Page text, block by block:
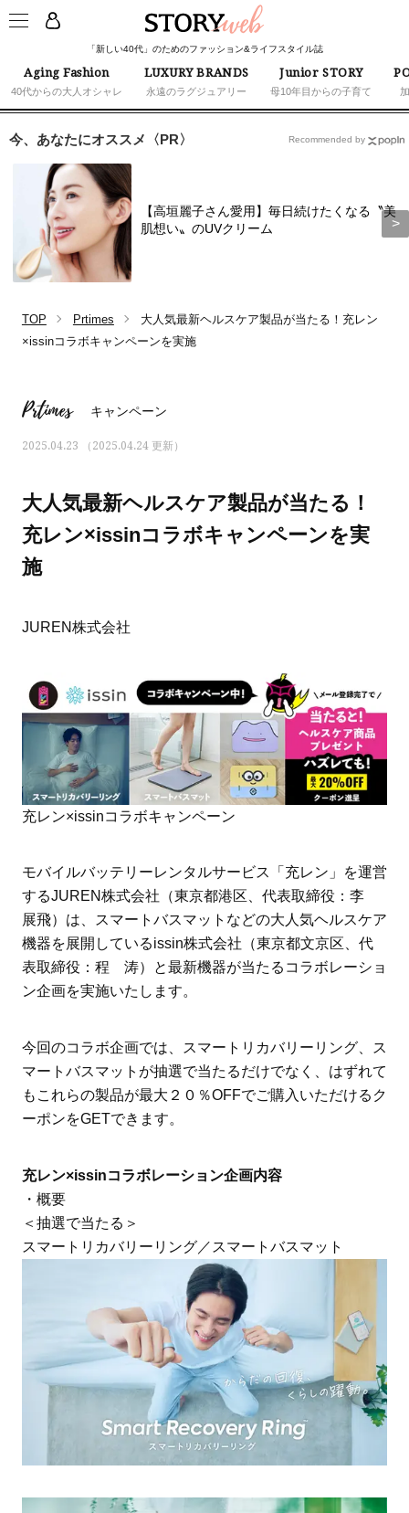
「新しい40代」のためのファッション&ライフスタイル誌
Aging Fashion
40代からの大人オシャレ
LUXURY BRANDS
永遠のラグジュアリー
Junior STORY
母10年目からの子育て
ママとパパに贈る「ジェンダーレ
ス学」
人気の40代髪型・ヘア
タログ
今、あなたにオススメ〈PR〉
【高垣麗子さん愛用】毎日続けたくなる〝美
肌想い〟のUVクリーム
Recommended by
TOP Prtimes
大人気最新ヘルスケア製品が当たる！充レン
×issinコラボキャンペーンを実施
Prtimes キャンペーン
2025.04.23 （2025.04.24 更新）
大人気最新ヘルスケア製品が当たる！
充レン×issinコラボキャンペーンを実
施
JUREN株式会社
充レン×issinコラボキャンペーン
モバイルバッテリーレンタルサービス「充レン」を運営
するJUREN株式会社（東京都港区、代表取締役：李
展飛）は、スマートバスマットなどの大人気ヘルスケア
機器を展開しているissin株式会社（東京都文京区、代
表取締役：程 涛）と最新機器が当たるコラボレーショ
ン企画を実施いたします。
今回のコラボ企画では、スマートリカバリーリング、ス
マートバスマットが抽選で当たるだけでなく、はずれて
もこれらの製品が最大２０％OFFでご購入いただけるク
ーポンをGETできます。
充レン×issinコラボレーション企画内容
・概要
＜抽選で当たる＞
スマートリカバリーリング／スマートバスマット